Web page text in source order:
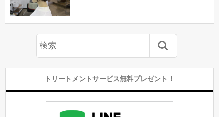
トリートメントサービス無料プレゼント！